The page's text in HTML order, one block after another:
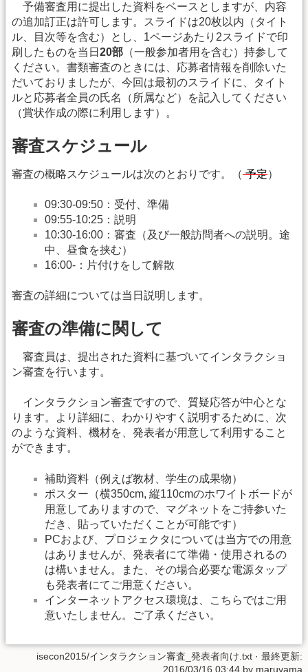
予備審査用に提出した資料をベースとしますが、内容
の追加訂正は許可します。スライドは20枚以内（タイト
ル、目次等を含む）とし、1ページあたり2スライドで印
刷したものを当日 20部 （一般参加者用を含む）持参して
ください。書類審査のときには、応募者情報を削除いた
だいておりましたが、今回は最初のスライドに、タイト
ルと応募者全員の氏名（所属など）を記入してください
（賞状作成の際に利用します）。
審査スケジュール
審査の概略スケジュールは次のとおりです。（ 予定）
09:30-09:50：受付、準備
09:55-10:25：説明
10:30-16:00：審査（及び一般訪問者への説明。途
中、昼食を挟む）
16:00-：片付けをして解散
審査の詳細については当日説明します。
審査の準備に関して
審査員は、提出された資料に基づいてインタラクショ
ン審査を行います。
インタラクション審査ですので、質疑応答が中心とな
ります。より詳細に、わかりやすく説明するために、次
のような資料、機材を、発表者が用意して利用すること
ができます。
補助資料（例えば教材、学生の成果物）
ポスター（横350cm, 縦110cmのホワイトボードが
用意してありますので、マグネットをご持参いた
だき、貼っていただくことが可能です）
PCおよび、プロジェクタについては当方での用意
はありませんが、発表者にて準備・使用されるの
は構いません。また、その場合必要な電源タップ
も発表者にてご用意ください。
インターネットアクセス環境は、こちらではご用
意いたしません。ご了承ください。
isecon2015/インタラクション審査_発表者向け.txt · 最終更新:
2016/03/16 03:44 by maruyama